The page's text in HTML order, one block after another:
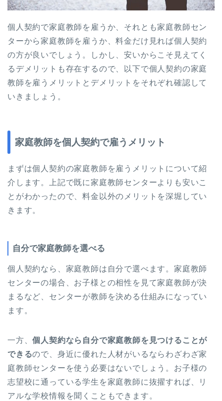
個人契約で家庭教師を雇うか、それとも家庭教師セン
ターから家庭教師を雇うか、料金だけ見れば個人契約
の方が良いでしょう。しかし、安いからこそ見えてく
るデメリットも存在するので、以下で個人契約の家庭
教師を雇うメリットとデメリットをそれぞれ確認して
いきましょう。
家庭教師を個人契約で雇うメリット
まずは個人契約の家庭教師を雇うメリットについて紹
介します。上記で既に家庭教師センターよりも安いこ
とがわかったので、料金以外のメリットを深堀してい
きます。
自分で家庭教師を選べる
個人契約なら、家庭教師は自分で選べます。家庭教師
センターの場合、お子様との相性を見て家庭教師が決
まるなど、センターが教師を決める仕組みになってい
ます。
一方、個人契約なら自分で家庭教師を見つけることが
できるので、身近に優れた人材がいるならわざわざ家
庭教師センターを使う必要はないでしょう。お子様の
志望校に通っている学生を家庭教師に抜擢すれば、リ
アルな学校情報を聞くこともできます。